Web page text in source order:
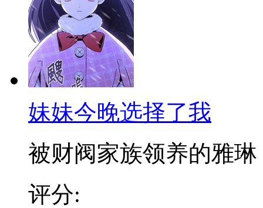
妹妹今晚选择了我
被财阀家族领养的雅琳
评分: